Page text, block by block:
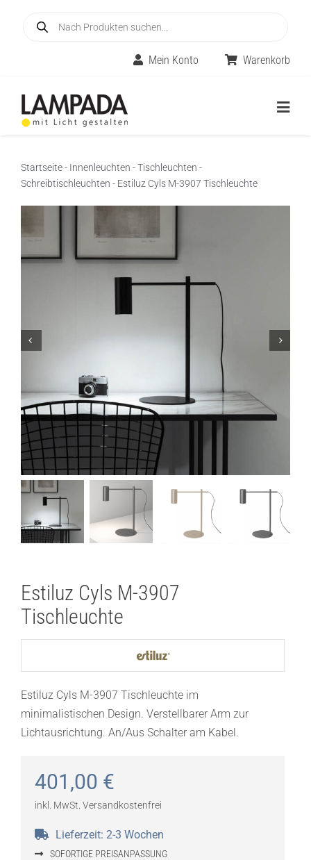
search
Mein Konto Warenkorb
Online-Shop
Räume
Lichtplanung
Marken
Ratgeber
Sale
Startseite- Innenleuchten -Tischleuchten -
Schreibtischleuchten - Estiluz Cyls M-3907 Tischleuchte
Estiluz Cyls M-3907
Tischleuchte
Estiluz Cyls M-3907 Tischleuchte im
minimalistischen Design. Verstellbarer Arm zur
Lichtausrichtung. An/Aus Schalter am Kabel.
401,00 €
inkl. MwSt. Versandkostenfrei
Lieferzeit: 2-3 Wochen
SOFORTIGE PREISANPASSUNG